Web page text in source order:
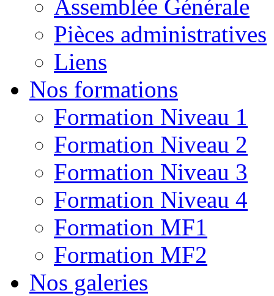
Assemblée Générale
Pièces administratives
Liens
Nos formations
Formation Niveau 1
Formation Niveau 2
Formation Niveau 3
Formation Niveau 4
Formation MF1
Formation MF2
Nos galeries